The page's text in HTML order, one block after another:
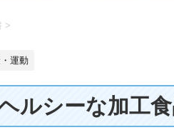
>
運動
ルシーな加工